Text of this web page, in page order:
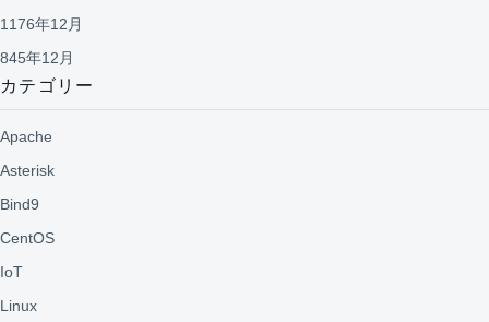
1176年12月
845年12月
カテゴリー
Apache
Asterisk
Bind9
CentOS
IoT
Linux